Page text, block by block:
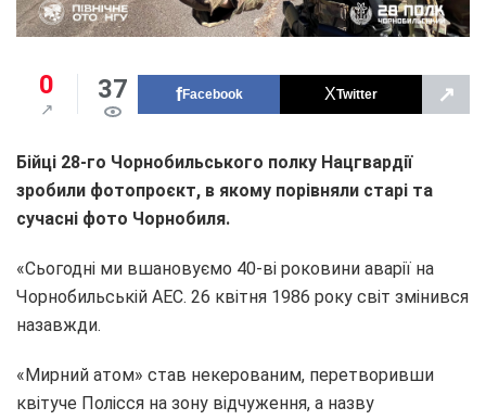
0 37 Facebook Twitter ↗
Бійці 28-го Чорнобильського полку Нацгвардії
зробили фотопроєкт, в якому порівняли старі та
сучасні фото Чорнобиля.
«Сьогодні ми вшановуємо 40-ві роковини аварії на
Чорнобильській АЕС. 26 квітня 1986 року світ змінився
назавжди.
«Мирний атом» став некерованим, перетворивши
квітуче Полісся на зону відчуження, а назву